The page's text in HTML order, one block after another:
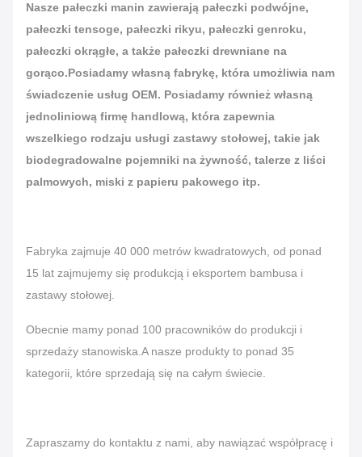
Nasze pałeczki manin zawierają pałeczki podwójne,
pałeczki tensoge, pałeczki rikyu, pałeczki genroku,
pałeczki okrągłe, a także pałeczki drewniane na
gorąco.Posiadamy własną fabrykę, która umożliwia nam
świadczenie usług OEM. Posiadamy również własną
jednoliniową firmę handlową, która zapewnia
wszelkiego rodzaju usługi zastawy stołowej, takie jak
biodegradowalne pojemniki na żywność, talerze z liści
palmowych, miski z papieru pakowego itp.
Fabryka zajmuje 40 000 metrów kwadratowych, od ponad
15 lat zajmujemy się produkcją i eksportem bambusa i
zastawy stołowej.
Obecnie mamy ponad 100 pracowników do produkcji i
sprzedaży stanowiska.A nasze produkty to ponad 35
kategorii, które sprzedają się na całym świecie.
Zapraszamy do kontaktu z nami, aby nawiązać współpracę i